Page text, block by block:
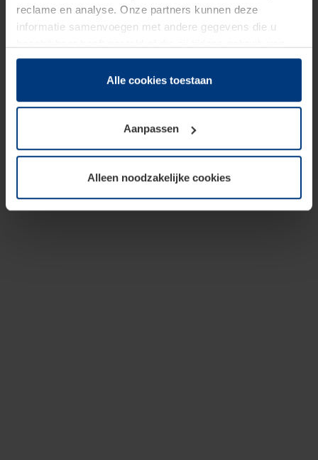
reclame en analyse. Onze partners kunnen deze
informatie samenvoegen met andere gegevens die u
hun diensten hebben verzameld.
Juridisch hebben wij het recht om cookies op uw
van deze pagina's absoluut vereist is. Voor alle andere
soorten cookies is uw toestemming benodigd. Uw
toestemming kunt u op elk moment bij de uitleg van de
wijzigen of herroepen.
Alle cookies toestaan
Aanpassen
Alleen noodzakelijke cookies